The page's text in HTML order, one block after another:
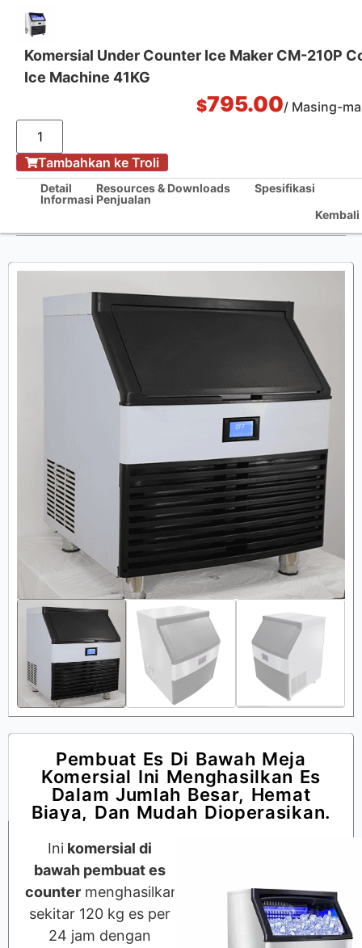
Rumah
/
Komersial Under Counter Ice Maker CM-210P Counter Ice Machine
Pembuat Es Di Bawah Meja
Komersial Ini Menghasilkan Es
Dalam Jumlah Besar, Hemat
Biaya, Dan Mudah Dioperasikan.
Ini komersial di
bawah pembuat es
counter menghasilkan
sekitar 120 kg es per
24 jam dengan
Komersial Under Counter Ice Maker CM-210P
Ice Machine 41KG
$795.00/ Masing-
Tambahkan ke Troli
Detail Resources & Downloads
Spesifikasi
Informasi Penjualan